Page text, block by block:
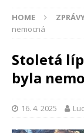
HOME
nemocná
Stoletá
byla
16. 4. 2025